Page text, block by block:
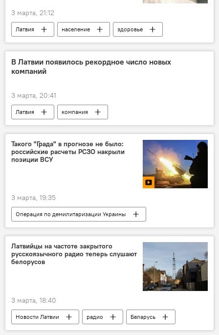
3 марта, 21:12
Латвия население
здоровье
инфекция
Центр профилактики и контроля заболеваний
В Латвии появилось рекордное число новых
компаний
3 марта, 20:41
Латвия
компания
Регистр предприятий Латвии
статистика
бизнес
Такого "Града" в прогнозе не было:
российские расчеты РСЗО накрыли
позиции ВСУ
3 марта, 19:35
Операция по демилитаризации Украины
Мультимедиа
Россия
Украина
Минобороны РФ
военная операция
военная техника
военнослужащие
РСЗО "Град"
Латвийцы на частоте закрытого
русскоязычного радио теперь слушают
белорусов
3 марта, 18:40
Новости Латвии радио Беларусь